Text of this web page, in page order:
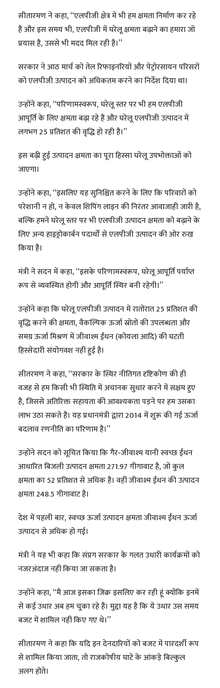
सीतारमण ने कहा, ‘‘एलपीजी क्षेत्र में भी हम क्षमता निर्माण कर रहे
हैं और इस समय भी, एलपीजी में घरेलू क्षमता बढ़ाने का हमारा जो
प्रयास है, उससे भी मदद मिल रही है।’’
सरकार ने आठ मार्च को तेल रिफाइनरियों और पेट्रोरसायन परिसरों
को एलपीजी उत्पादन को अधिकतम करने का निर्देश दिया था।
उन्होंने कहा, ‘‘परिणामस्वरूप, घरेलू स्तर पर भी हम एलपीजी
आपूर्ति के लिए क्षमता बढ़ा रहे हैं और घरेलू एलपीजी उत्पादन में
लगभग 25 प्रतिशत की वृद्धि हो रही है।’’
इस बढ़ी हुई उत्पादन क्षमता का पूरा हिस्सा घरेलू उपभोक्ताओं को
जाएगा।
उन्होंने कहा, “इसलिए यह सुनिश्चित करने के लिए कि परिवारों को
परेशानी न हो, न केवल शिपिंग लाइन की निरंतर आवाजाही जारी है,
बल्कि हमने घरेलू स्तर पर भी एलपीजी उत्पादन क्षमता को बढ़ाने के
लिए अन्य हाइड्रोकार्बन पदार्थों से एलपीजी उत्पादन की ओर रुख
किया है।
मंत्री ने सदन में कहा, ‘‘इसके परिणामस्वरूप, घरेलू आपूर्ति पर्याप्त
रूप से व्यवस्थित होगी और आपूर्ति स्थिर बनी रहेगी।”
उन्होंने कहा कि घरेलू एलपीजी उत्पादन में रातोंरात 25 प्रतिशत की
वृद्धि करने की क्षमता, वैकल्पिक ऊर्जा स्रोतों की उपलब्धता और
समग्र ऊर्जा मिश्रण में जीवाश्म ईंधन (कोयला आदि) की घटती
हिस्सेदारी संयोगवश नहीं हुई है।
सीतरमण ने कहा, ‘‘सरकार के स्थिर नीतिगत दृष्टिकोण की ही
वजह से हम किसी भी स्थिति में अचानक सुधार करने में सक्षम हुए
हैं, जिससे अतिरिक्त सहायता की आवश्यकता पड़ने पर हम उसका
लाभ उठा सकते हैं। यह प्रधानमंत्री द्वारा 2014 में शुरू की गई ऊर्जा
बदलाव रणनीति का परिणाम है।’’
उन्होंने सदन को सूचित किया कि गैर-जीवाश्म यानी स्वच्छ ईंधन
आधारित बिजली उत्पादन क्षमता 271.97 गीगावाट है, जो कुल
क्षमता का 52 प्रतिशत से अधिक है। वहीं जीवाश्म ईंधन की उत्पादन
क्षमता 248.5 गीगावाट है।
देश में पहली बार, स्वच्छ ऊर्जा उत्पादन क्षमता जीवाश्म ईंधन ऊर्जा
उत्पादन से अधिक हो गई।
मंत्री ने यह भी कहा कि संप्रग सरकार के गलत उधारी कार्यक्रमों को
नजरअंदाज नहीं किया जा सकता है।
उन्होंने कहा, ‘‘मैं आज इसका जिक्र इसलिए कर रही हूं क्योंकि इनमें
से कई उधार अब हम चुका रहे हैं। मुद्दा यह है कि ये उधार उस समय
बजट में शामिल नहीं किए गए थे।’’
सीतारमण ने कहा कि यदि इन देनदारियों को बजट में पारदर्शी रूप
से शामिल किया जाता, तो राजकोषीय घाटे के आंकड़े बिल्कुल
अलग होते।